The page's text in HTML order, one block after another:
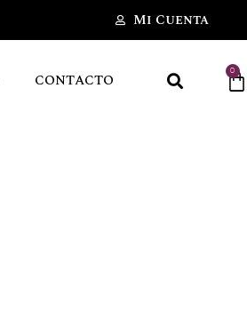
Mi Cuenta
CONTACTO
0